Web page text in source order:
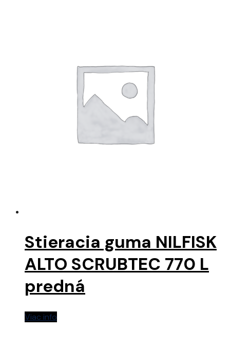
Stieracia guma NILFISK
ALTO SCRUBTEC 770 L
predná
Viac info